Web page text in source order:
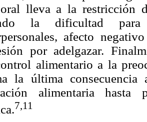
lleva a la restricción
la dificultad para
afecto
por adelgazar.
alimentario a la
la última consecuencia
alimentaria hasta
7,11